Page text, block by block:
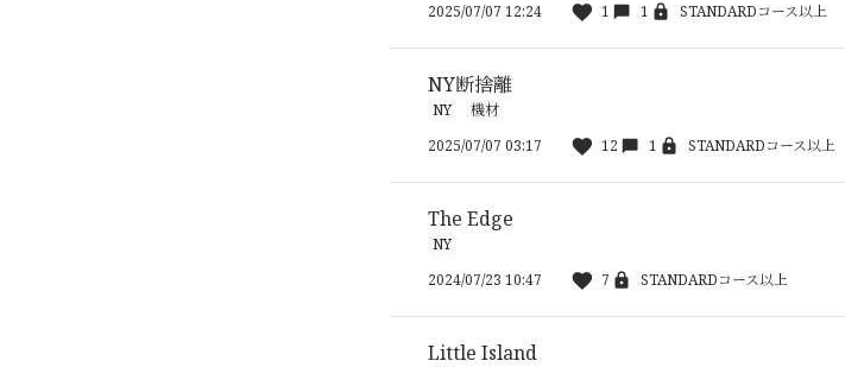
2025/07/07 12:24
1 1 STANDARDコース以上
NY断捨離
NY
機材
2025/07/07 03:17
12 1 STANDARDコース以上
The Edge
NY
2024/07/23 10:47
7 STANDARDコース以上
Little Island